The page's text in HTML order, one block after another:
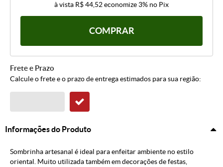
à vista R$ 44,52economize 3% no Pix
COMPRAR
Frete e Prazo
Calcule o frete e o prazo de entrega estimados para sua região:
Informações do Produto
Sombrinha artesanal é ideal para enfeitar ambiente no estilo
oriental. Muito utilizada também em decorações de festas,